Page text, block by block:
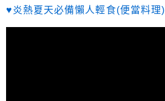
♥炎熱夏天必備懶人輕食(便當料理)